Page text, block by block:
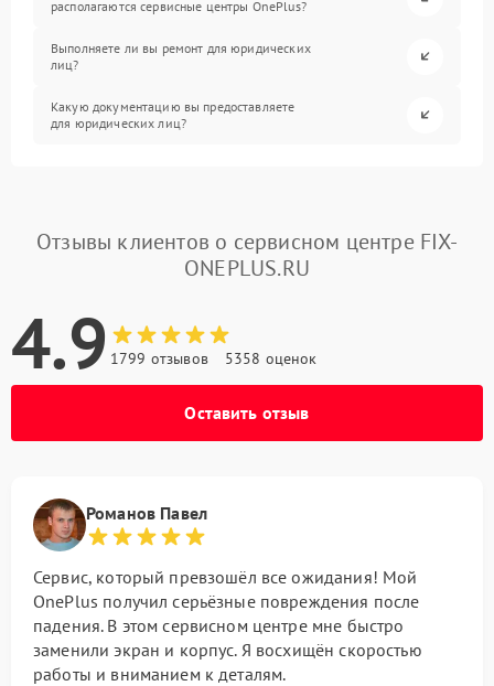
располагаются сервисные центры OnePlus?
Выполняете ли вы ремонт для юридических
лиц?
Какую документацию вы предоставляете
для юридических лиц?
Отзывы клиентов о сервисном центре FIX-
ONEPLUS.RU
4.9 1799 отзывов 5358 оценок
Оставить отзыв
Романов Павел
Сервис, который превзошёл все ожидания! Мой
OnePlus получил серьёзные повреждения после
падения. В этом сервисном центре мне быстро
заменили экран и корпус. Я восхищён скоростью
работы и вниманием к деталям.